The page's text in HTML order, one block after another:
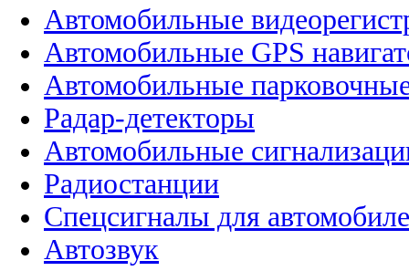
Автомобильные
Автомобильные GPS
Автомобильные
Радар-детекторы
Автомобильные
Радиостанции
Спецсигналы для
Автозвук